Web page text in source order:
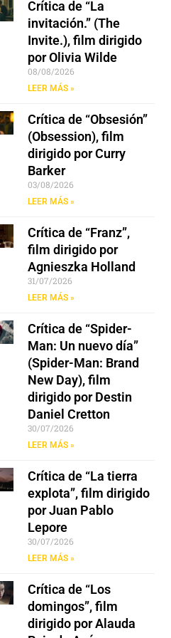
Crítica de “La
invitación.” (The
Invite.), film dirigido
por Olivia Wilde
08/08/2026
LEER MÁS »
Crítica de “Obsesión”
(Obsession), film
dirigido por Curry
Barker
03/08/2026
LEER MÁS »
Crítica de “Franz”,
film dirigido por
Agnieszka Holland
31/07/2026
LEER MÁS »
Crítica de “Spider-
Man: Un nuevo día”
(Spider-Man: Brand
New Day), film
dirigido por Destin
Daniel Cretton
30/07/2026
LEER MÁS »
Crítica de “La tierra
explota”, film dirigido
por Juan Pablo
Lepore
30/07/2026
LEER MÁS »
Crítica de “Los
domingos”, film
dirigido por Alauda